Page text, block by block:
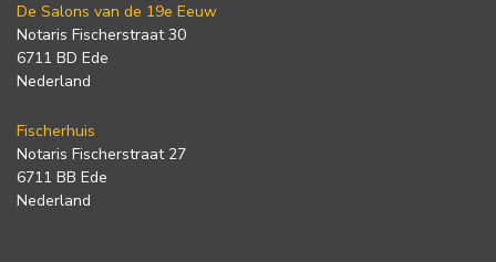
De Salons van de 19e Eeuw
Notaris Fischerstraat 30
6711 BD Ede
Nederland
Fischerhuis
Notaris Fischerstraat 27
6711 BB Ede
Nederland